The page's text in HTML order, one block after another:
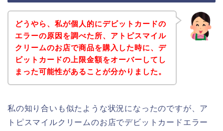
どうやら、私が個人的にデビットカードの
エラーの原因を調べた所、アトピスマイル
クリームのお店で商品を購入した時に、デ
ビットカードの上限金額をオーバーしてし
まった可能性があることが分かりました。
私の知り合いも似たような状況になったのですが、ア
トピスマイルクリームのお店でデビットカードエラー